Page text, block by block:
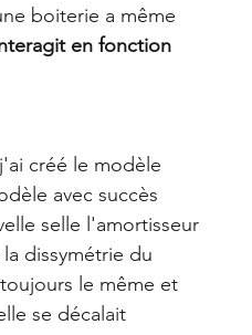
boiterie a même
en fonction
créé le modèle
avec succès
selle l'amortisseur
dissymétrie du
le même et
se décalait